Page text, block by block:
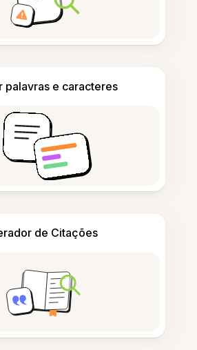
palavras e caracteres
de Citações